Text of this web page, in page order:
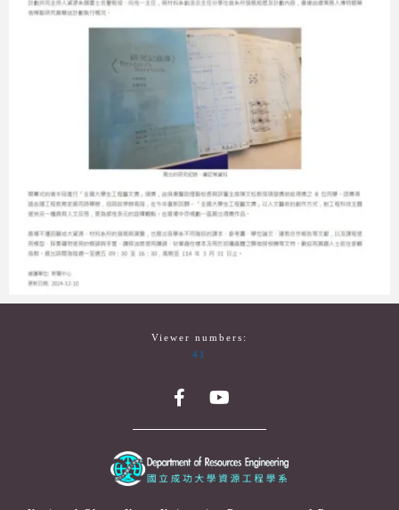
Viewer numbers:
41